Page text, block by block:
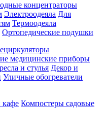
концентраторы
Электроодеяла Для
Термоодеяла
Ортопедические подушки
медицинские приборы
и стулья Декор и
Уличные обогреватели
кафе Компостеры садовые